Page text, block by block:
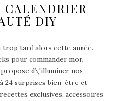
DIY
trop tard alors cette année.
pour commander mon
propose d\'illuminer nos
24 surprises bien-être et
exclusives, accessoires